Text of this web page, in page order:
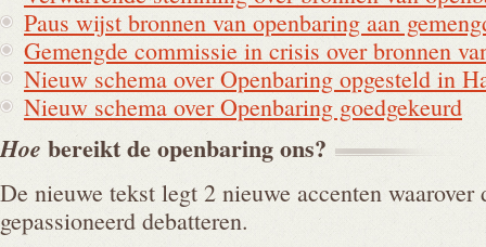
Paus wijst bronnen van openbaring aan
Gemengde commissie in crisis over bronnen
Nieuw schema over Openbaring opgesteld in
Nieuw schema over Openbaring goedgekeurd
Hoe bereikt de openbaringons?
De nieuwe tekst legt 2 nieuwe accenten
gepassioneerd debatteren.